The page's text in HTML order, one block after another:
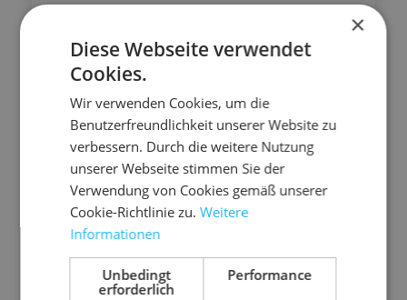
Details
×
Diese Webseite verwendet
Cookies.
Wir verwenden Cookies, um die
Benutzerfreundlichkeit unserer Website zu
verbessern. Durch die weitere Nutzung
unserer Webseite stimmen Sie der
Verwendung von Cookies gemäß unserer
Cookie-Richtlinie zu.Weitere
Informationen
Unbedingt
erforderlich
Performance